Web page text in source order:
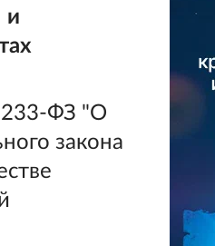
и
233-ФЗ "О
закона